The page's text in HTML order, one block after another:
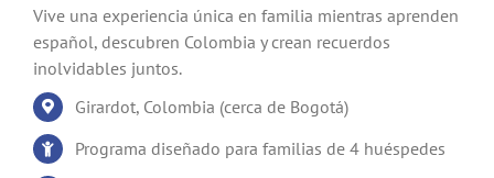
Vive una experiencia única en familia mientras aprenden
español, descubren Colombia y crean recuerdos
inolvidables juntos.
Girardot, Colombia (cerca de Bogotá)
Programa diseñado para familias de 4 huéspedes